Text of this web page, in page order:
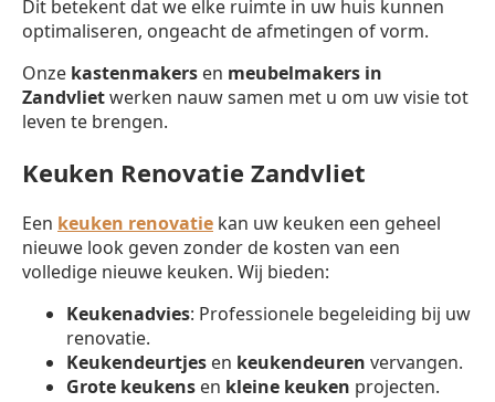
Dit betekent dat we elke ruimte in uw huis kunnen
optimaliseren, ongeacht de afmetingen of vorm.
Onze kastenmakers en meubelmakers in
Zandvlietwerken nauw samen met u om uw visie tot
leven te brengen.
Keuken Renovatie Zandvliet
Een keuken renovatie kan uw keuken een geheel
nieuwe look geven zonder de kosten van een
volledige nieuwe keuken. Wij bieden:
Keukenadvies: Professionele begeleiding bij uw
renovatie.
Keukendeurtjes en keukendeuren vervangen.
Grote keukens en kleine keuken projecten.